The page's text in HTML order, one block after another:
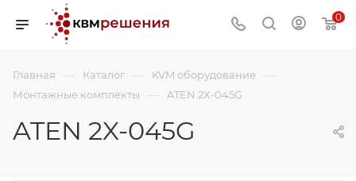
0
Главная — Каталог — KVM оборудование —
Монтажные комплекты — ATEN 2X-045G
ATEN 2X-045G